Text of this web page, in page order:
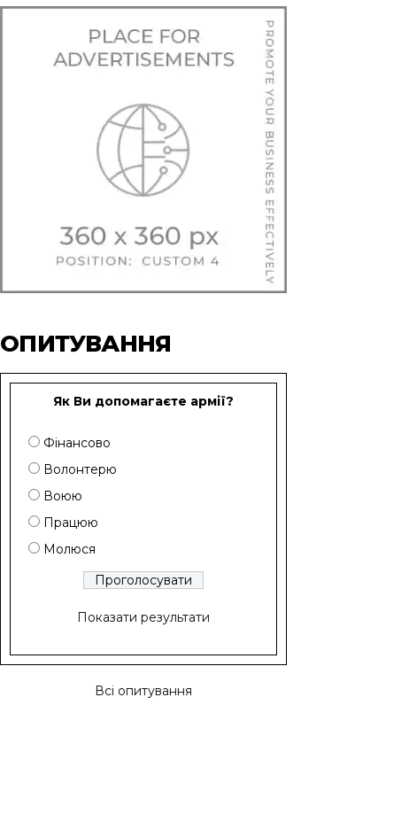
ОПИТУВАННЯ
Як Ви допомагаєте армії?
Фінансово
Волонтерю
Воюю
Працюю
Молюся
Показати результати
Всі опитування